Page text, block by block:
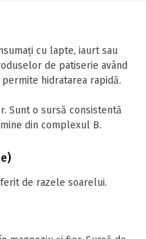
cu lapte, iaurt sau
de patiserie având
hidratarea rapidă.
Sunt o sursă consistentă
din complexul B.
de razele soarelui.